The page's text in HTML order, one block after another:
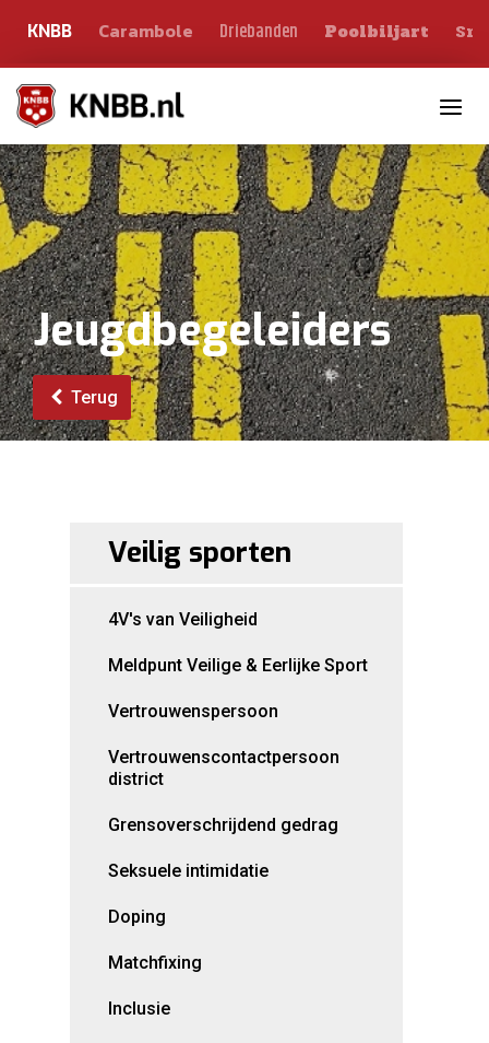
KNBB Carambole Driebanden Poolbiljart
Jeugdbegeleiders
Terug
Veilig sporten
4V's van Veiligheid
Meldpunt Veilige & Eerlijke Sport
Vertrouwenspersoon
Vertrouwenscontactpersoon
district
Grensoverschrijdend gedrag
Seksuele intimidatie
Doping
Matchfixing
Inclusie